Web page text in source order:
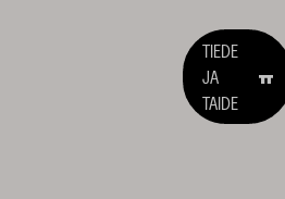
TIEDE
JA
TAIDE